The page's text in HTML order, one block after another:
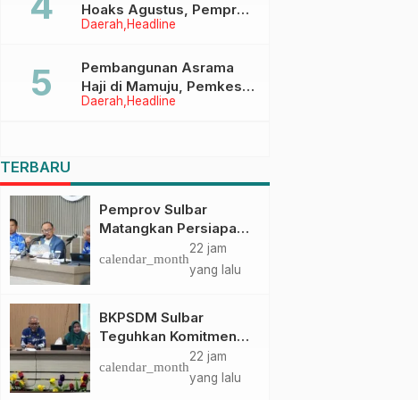
Daerah Headline
Hoaks Agustus, Pemprov
Sulbar Ajak Warga Jaga
Daerah Headline
Pembangunan Asrama
Haji di Mamuju, Pemkesra
dan Kementerian Haji
TERBARU
Pemprov Sulbar
Matangkan Persiapan
HUT Ke-81 RI, Puncak
Upacara di Lapangan
calendar_month
22 jam
yang lalu
BKPSDM Sulbar
Teguhkan Komitmen
Pengembangan
Kompetensi ASN
calendar_month
22 jam
yang lalu